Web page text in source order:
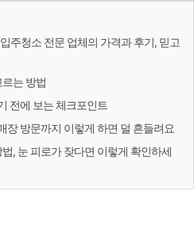
주청소 전문 업체의 가격과 후기, 믿고
는 방법
전에 보는 체크포인트
장 방문까지 이렇게 하면 덜 흔들려요
, 눈 피로가 잦다면 이렇게 확인하세